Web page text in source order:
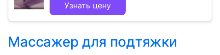
Узнать цену
Массажер для подтяжки